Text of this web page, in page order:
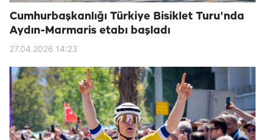
Cumhurbaşkanlığı Türkiye Bisiklet Turu'nda
Aydın-Marmaris etabı başladı
27.04.2026 14:23